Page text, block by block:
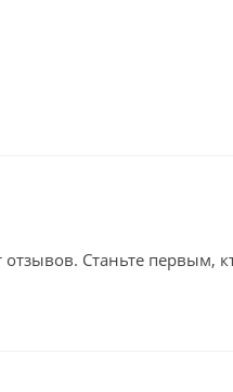
отзывов. Станьте первым,